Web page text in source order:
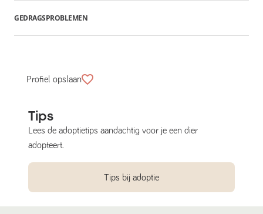
GEDRAGSPROBLEMEN
Profiel opslaan
Tips
Lees de adoptietips aandachtig voor je een dier
adopteert.
Tips bij adoptie